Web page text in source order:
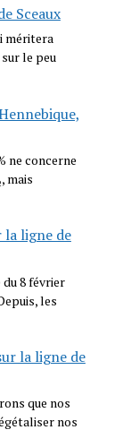
Sceaux
méritera
le peu
ne concerne
mais
ligne de
du 8 février
les
la ligne de
que nos
nos